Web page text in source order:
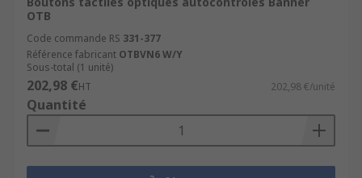
OTB
Code commande RS 331-377
Référence fabricant OTBVN6 W/Y
Sous-total (1 unité)
202,98 €HT 202,98 €/unité
Quantité